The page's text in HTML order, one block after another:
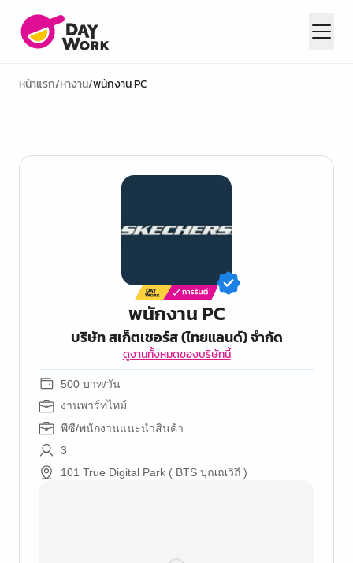
หน้าแรก/หางาน/พนักงาน PC
พนักงาน PC
บริษัท สเก็ตเชอร์ส (ไทยแลนด์) จำกัด
ดูงานทั้งหมดของบริษัทนี้
500 บาท/วัน
งานพาร์ทไทม์
พีซี/พนักงานแนะนำสินค้า
3
101 True Digital Park ( BTS ปุณณวิถี )